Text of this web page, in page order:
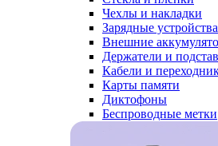
Чехлы и накладки
Зарядные устройства
Внешние
Держатели и
Кабели и
Карты памяти
Диктофоны
Беспроводные метки